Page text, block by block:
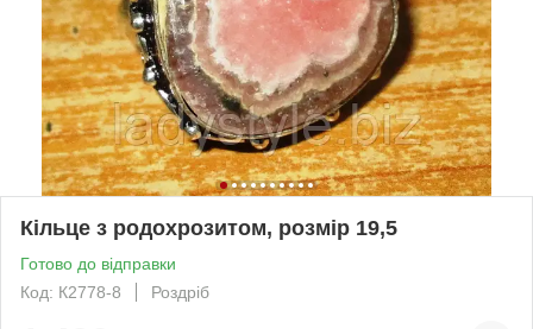
Кільце з родохрозитом, розмір 19,5
Готово до відправки
Код: К2778-8
Роздріб